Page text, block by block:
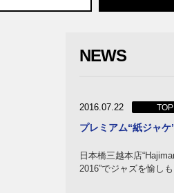
NEWS
2016.07.22
プレミアム“紙ジャ
日本橋三越本店
2016”でジャズを愉しも